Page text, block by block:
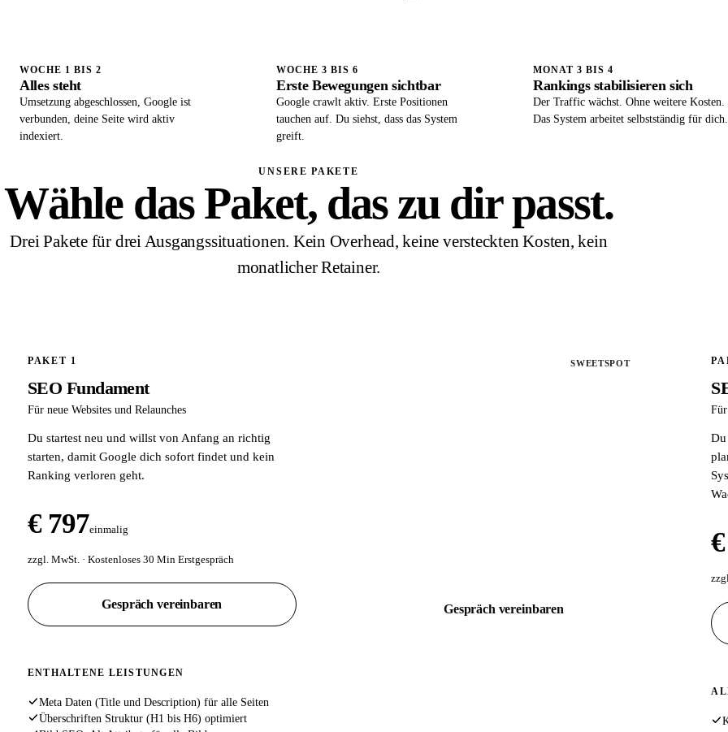
WOCHE 1 BIS 2
Alles steht
Umsetzung abgeschlossen, Google ist
verbunden, deine Seite wird aktiv
indexiert.
WOCHE 3 BIS 6
Erste Bewegungen sichtbar
Google crawlt aktiv. Erste Positionen
tauchen auf. Du siehst, dass das System
greift.
MONAT 3 BIS 4
Rankings stabilisieren sich
Der Traffic wächst. Ohne weitere Kosten.
Das System arbeitet selbstständig für dich.
UNSERE PAKETE
Wähle das Paket, das zu dir passt.
Drei Pakete für drei Ausgangssituationen. Kein Overhead, keine versteckten Kosten, kein
monatlicher Retainer.
PAKET 1
SEO Fundament
Für neue Websites und Relaunches
Du startest neu und willst von Anfang an richtig
starten, damit Google dich sofort findet und kein
Ranking verloren geht.
€ 797einmalig
zzgl. MwSt. · Kostenloses 30 Min Erstgespräch
Gespräch vereinbaren
ENTHALTENE LEISTUNGEN
Meta Daten (Title und Description) für alle Seiten
Überschriften Struktur (H1 bis H6) optimiert
SWEETSPOT
Gespräch vereinbaren